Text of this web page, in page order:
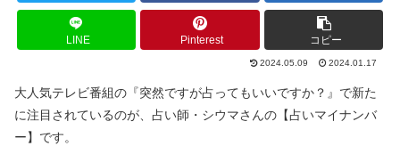
LINE Pinterest コピー
2024.05.09 2024.01.17
大人気テレビ番組の『突然ですが占ってもいいですか？』で新た
に注目されているのが、占い師・シウマさんの【占いマイナンバ
ー】です。